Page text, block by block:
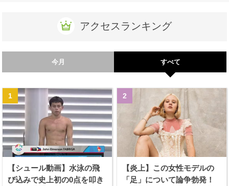
アクセスランキング
今月 すべて
【シュール動画】水泳の飛
び込みで史上初の0点を叩き
【炎上】この女性モデルの
「足」について論争勃発！